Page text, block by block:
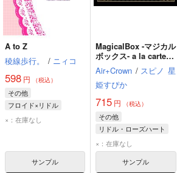
A to Z
稜線歩行。
/ ニィコ
598 円 （税込）
その他
フロイド×リドル
フロイド・リーチ
×：在庫なし
サンプル
MagicalBox -マジカル
ボックス- a la carte
#2
Air+Crown / スピノ 星
姫すぴか
715 円 （税込）
その他
リドル・ローズハート
ジェイド・リーチ
デイヴィス・クルーウェル
×：在庫なし
サンプル